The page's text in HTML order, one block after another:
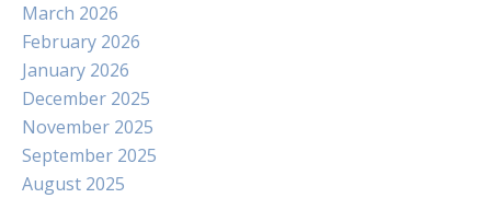
March 2026
February 2026
January 2026
December 2025
November 2025
September 2025
August 2025